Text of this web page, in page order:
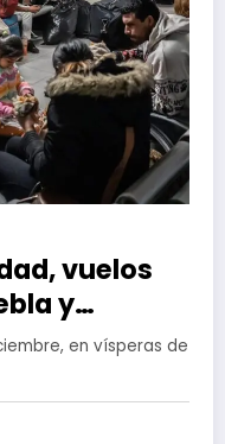
vuelos
y
a
de
en vísperas de